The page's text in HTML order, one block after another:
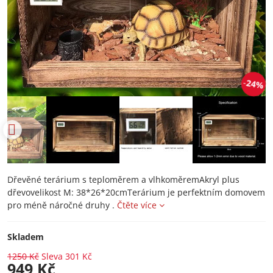
24%
Dřevěné terárium s teploměrem a vlhkoměremAkryl plus
dřevovelikost M: 38*26*20cmTerárium je perfektním domovem
pro méně náročné druhy . Čtěte více
Skladem
1250 Kč Sleva 301 Kč